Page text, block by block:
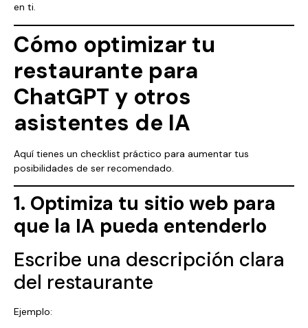
en ti.
Cómo optimizar tu
restaurante para
ChatGPT y otros
asistentes de IA
Aquí tienes un checklist práctico para aumentar tus
posibilidades de ser recomendado.
1. Optimiza tu sitio web para
que la IA pueda entenderlo
Escribe una descripción clara
del restaurante
Ejemplo: